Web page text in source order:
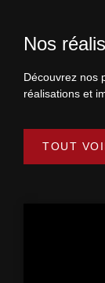
Nos
Découvrez nos
réalisations et
TOUT